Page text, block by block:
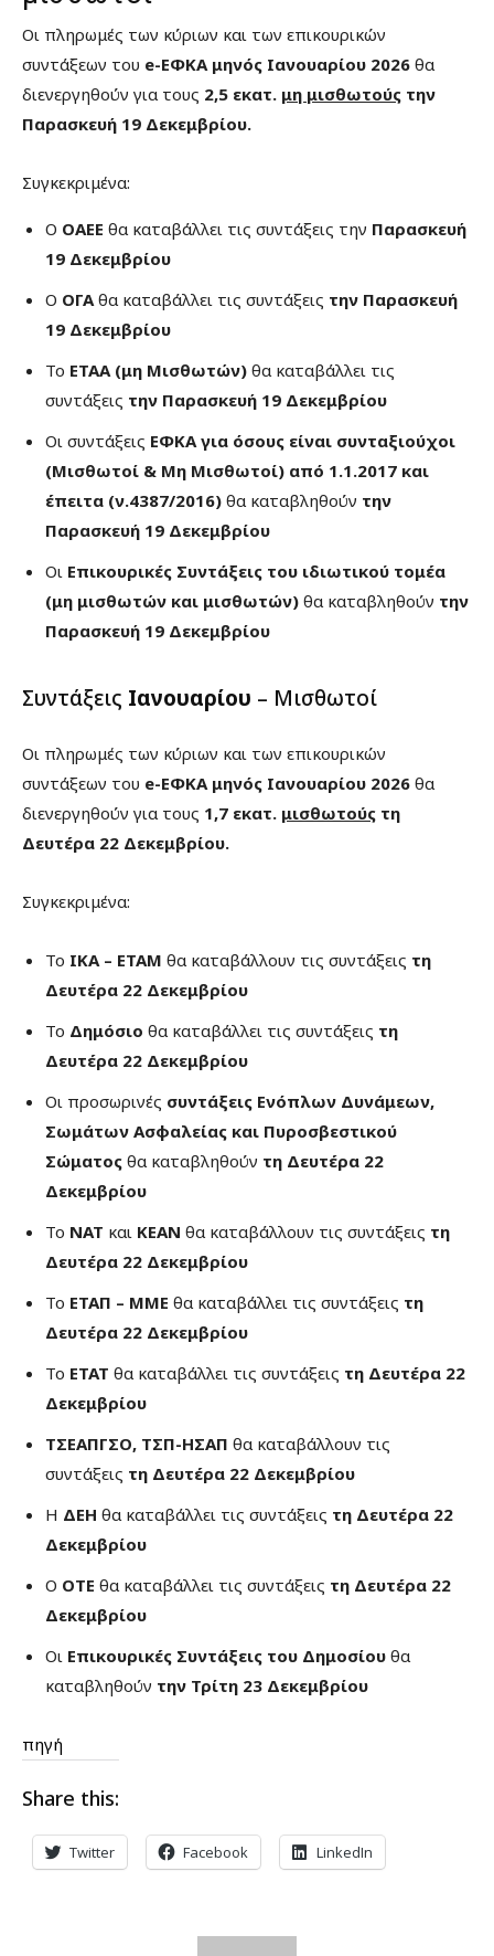
Οι πληρωμές των κύριων και των επικουρικών
συντάξεων του e-ΕΦΚΑ μηνός Ιανουαρίου 2026 θα
διενεργηθούν για τους 2,5 εκατ. μη μισθωτούς την
Παρασκευή 19 Δεκεμβρίου.
Συγκεκριμένα:
Ο ΟΑΕΕ θα καταβάλλει τις συντάξεις την Παρασκευή
19 Δεκεμβρίου
Ο ΟΓΑ θα καταβάλλει τις συντάξεις την Παρασκευή
19 Δεκεμβρίου
Το ΕΤΑΑ (μη Μισθωτών) θα καταβάλλει τις
συντάξεις την Παρασκευή 19 Δεκεμβρίου
Οι συντάξεις ΕΦΚΑ για όσους είναι συνταξιούχοι
(Μισθωτοί & Μη Μισθωτοί) από 1.1.2017 και
έπειτα (ν.4387/2016) θα καταβληθούν την
Παρασκευή 19 Δεκεμβρίου
Οι Επικουρικές Συντάξεις του ιδιωτικού τομέα
(μη μισθωτών και μισθωτών) θα καταβληθούν την
Παρασκευή 19 Δεκεμβρίου
Συντάξεις Ιανουαρίου – Μισθωτοί
Οι πληρωμές των κύριων και των επικουρικών
συντάξεων του e-ΕΦΚΑ μηνός Ιανουαρίου 2026 θα
διενεργηθούν για τους 1,7 εκατ. μισθωτούς τη
Δευτέρα 22 Δεκεμβρίου.
Συγκεκριμένα:
Το ΙΚΑ – ΕΤΑΜ θα καταβάλλουν τις συντάξεις τη
Δευτέρα 22 Δεκεμβρίου
Το Δημόσιο θα καταβάλλει τις συντάξεις τη
Δευτέρα 22 Δεκεμβρίου
Οι προσωρινές συντάξεις Ενόπλων Δυνάμεων,
Σωμάτων Ασφαλείας και Πυροσβεστικού
Σώματος θα καταβληθούν τη Δευτέρα 22
Δεκεμβρίου
Το ΝΑΤ και ΚΕΑΝ θα καταβάλλουν τις συντάξεις τη
Δευτέρα 22 Δεκεμβρίου
Το ΕΤΑΠ – ΜΜΕ θα καταβάλλει τις συντάξεις τη
Δευτέρα 22 Δεκεμβρίου
Το ΕΤΑΤ θα καταβάλλει τις συντάξεις τη Δευτέρα 22
Δεκεμβρίου
ΤΣΕΑΠΓΣΟ, ΤΣΠ-ΗΣΑΠ θα καταβάλλουν τις
συντάξεις τη Δευτέρα 22 Δεκεμβρίου
Η ΔΕΗ θα καταβάλλει τις συντάξεις τη Δευτέρα 22
Δεκεμβρίου
Ο ΟΤΕ θα καταβάλλει τις συντάξεις τη Δευτέρα 22
Δεκεμβρίου
Οι Επικουρικές Συντάξεις του Δημοσίου θα
καταβληθούν την Τρίτη 23 Δεκεμβρίου
πηγή
Share this:
Twitter Facebook LinkedIn